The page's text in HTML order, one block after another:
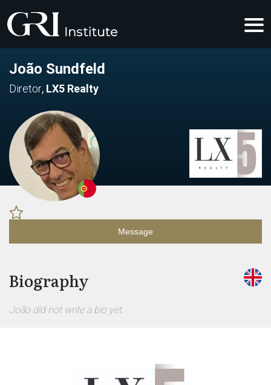
João Sundfeld
Diretor, LX5 Realty
Message
Biography
João did not write a bio yet.